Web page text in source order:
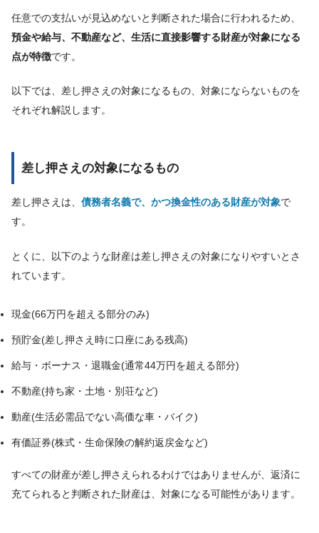
任意での支払いが見込めないと判断された場合に行われるため、
預金や給与、不動産など、生活に直接影響する財産が対象になる
点が特徴です。
以下では、差し押さえの対象になるもの、対象にならないものを
それぞれ解説します。
差し押さえの対象になるもの
差し押さえは、 債務者名義で、かつ換金性のある財産が対象で
す。
とくに、以下のような財産は差し押さえの対象になりやすいとさ
れています。
現金(66万円を超える部分のみ)
預貯金(差し押さえ時に口座にある残高)
給与・ボーナス・退職金(通常44万円を超える部分)
不動産(持ち家・土地・別荘など)
動産(生活必需品でない高価な車・バイク)
有価証券(株式・生命保険の解約返戻金など)
すべての財産が差し押さえられるわけではありませんが、返済に
充てられると判断された財産は、対象になる可能性があります。